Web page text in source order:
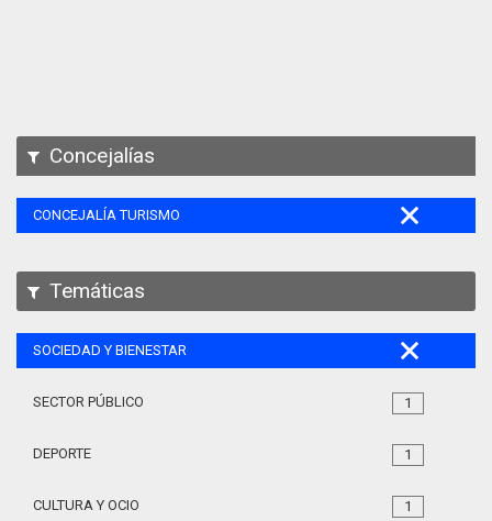
Concejalías
CONCEJALÍA TURISMO
Temáticas
SOCIEDAD Y BIENESTAR
1
SECTOR PÚBLICO
1
DEPORTE
1
CULTURA Y OCIO